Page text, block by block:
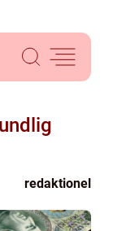
redaktionel